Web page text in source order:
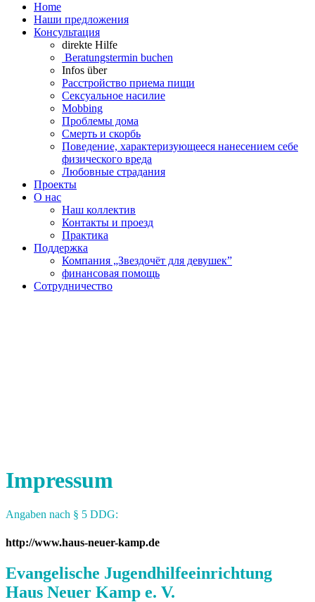
Home
Наши предложения
Консультация
direkte Hilfe
Beratungstermin buchen
Infos über
Расстройство приема пищи
Сексуальное насилие
Mobbing
Проблемы дома
Смерть и скорбь
Поведение, характеризующееся нанесением себе
физического вреда
Любовные страдания
Проекты
О нас
Наш коллектив
Контакты и проезд
Практика
Поддержка
Компания „Звездочëт для девушек”
финансовая помощь
Сотрудничество
Impressum
Angaben nach § 5 DDG:
http://www.haus-neuer-kamp.de
Evangelische Jugendhilfeeinrichtung
Haus Neuer Kamp e. V.